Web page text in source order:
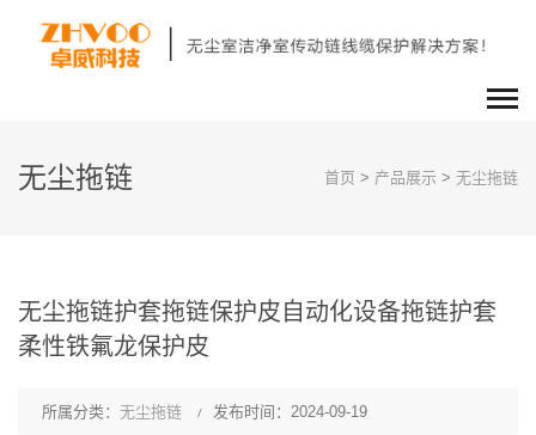
无尘拖链 首页 > 产品展示 > 无尘拖链
无尘拖链护套拖链保护皮自动化设备拖链护套
柔性铁氟龙保护皮
所属分类： 无尘拖链 发布时间：2024-09-19